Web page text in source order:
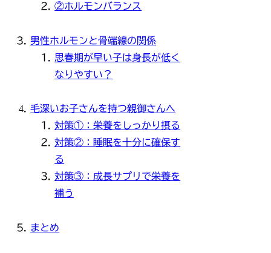
②ホルモンバランス
男性ホルモンと骨端線の関係
思春期が早い子は身長が低く
なりやすい？
毛深いお子さんを持つ親御さんへ
対策①：栄養をしっかり摂る
対策②：睡眠を十分に確保す
る
対策③：成長サプリで栄養を
補う
まとめ